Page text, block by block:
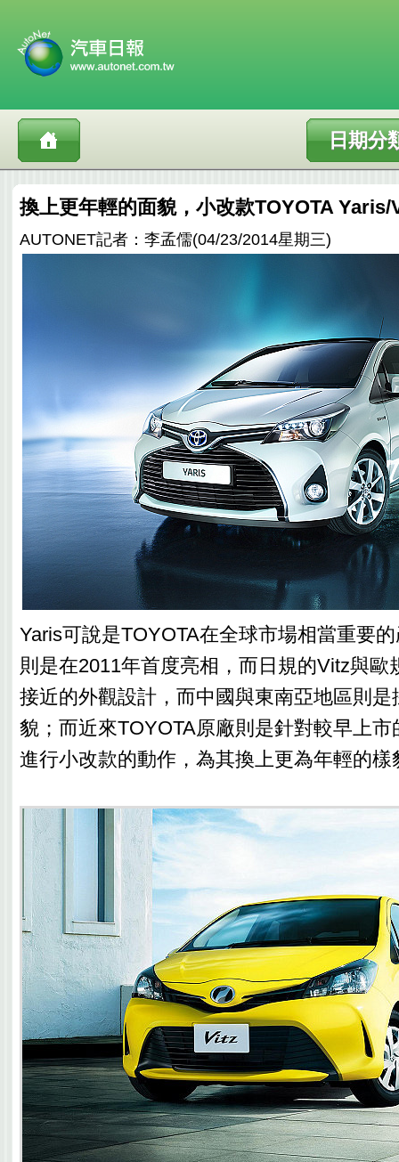
日期分
換上更年輕的面貌，小改款TOYOTA Yaris/
AUTONET記者：李孟儒(04/23/2014星期三)
Yaris可說是TOYOTA在全球市場相當重要
則是在2011年首度亮相，而日規的Vitz與歐
接近的外觀設計，而中國與東南亞地區則是
貌；而近來TOYOTA原廠則是針對較早上
進行小改款的動作，為其換上更為年輕的樣